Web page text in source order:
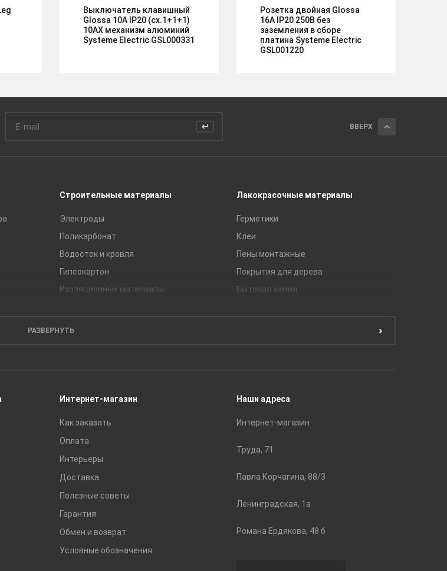
Выключатель клавишный
Glossa 10А IP20 (сх.1+1+1)
10AX механизм алюминий
Systeme Electric GSL000331
Розетка двойная Glossa
16А IP20 250В без
заземления в сборе
платина Systeme Electric
GSL001220
ВВЕРХ
Строительные материалы
Электроды
Поликарбонат
Водосток и кровля
Гипсокартон
Изоляционные материалы
Сухие смеси
Лакокрасочные материалы
Герметики
Клеи
Пены монтажные
Покрытия для дерева
Бытовая химия
РАЗВЕРНУТЬ
Интернет-магазин
Как заказать
Оплата
Интерьеры
Доставка
Полезные советы
Гарантия
Обмен и возврат
Условные обозначения
Наши адреса
Интернет-магазин
Труда, 71
Павла Корчагина, 88/3
Ленинградская, 1а
Романа Ердякова, 48 б